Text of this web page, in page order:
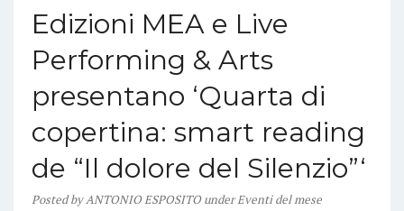
Edizioni MEA e Live
Performing & Arts
presentano ‘Quarta di
copertina: smart reading
de “Il dolore del Silenzio”‘
PostedbyANTONIO ESPOSITO underEventi del mese